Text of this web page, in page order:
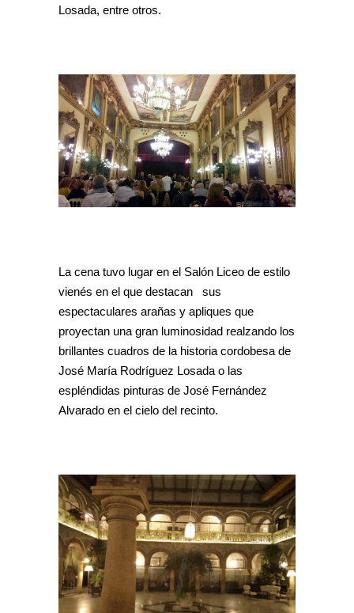
Losada, entre otros.
La cena tuvo lugar en el Salón Liceo de estilo
vienés en el que destacan sus
espectaculares arañas y apliques que
proyectan una gran luminosidad realzando los
brillantes cuadros de la historia cordobesa de
José María Rodríguez Losada o las
espléndidas pinturas de José Fernández
Alvarado en el cielo del recinto.